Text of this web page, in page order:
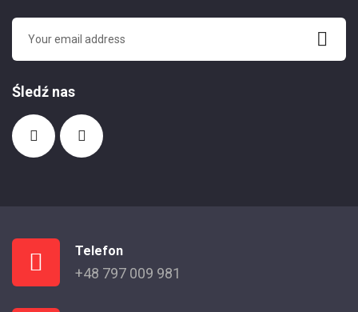
Śledź nas
Telefon
+48 797 009 981